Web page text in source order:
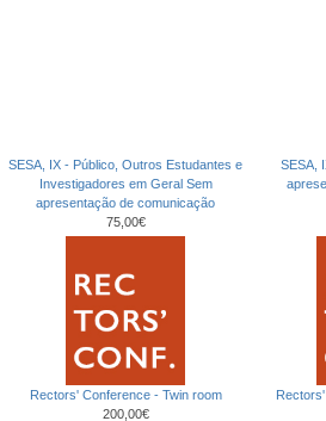
SESA, IX - Público, Outros Estudantes e
Investigadores em Geral Sem
apresentação de comunicação
75,00€
SESA,
Rectors' Conference - Twin room
200,00€